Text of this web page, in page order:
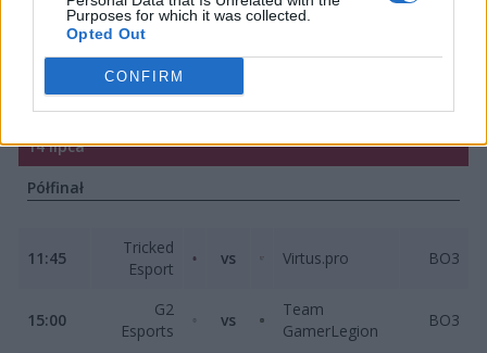
Purposes for which it was collected.
Opted Out
CONFIRM
przypadku której także można mówić o wyraźnym
faworycie. Pozostaje sobie zatem zadać jedno pytanie:
czy dojdzie dziś do jakichkolwiek niespodzianek?
Odpowiedź poznamy za kilka godzin.
14 lipca
Półfinał
11:45
Tricked
Esport
vs Virtus.pro BO3
15:00
G2
Esports
vs
Team
GamerLegion
BO3